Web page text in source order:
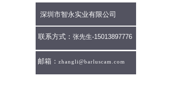
深圳市智永实业有限公司
联系方式： 张先生-15013897776
邮箱： zhangli@barluscam.com